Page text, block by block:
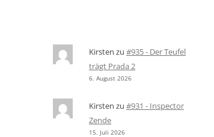
Kirsten zu #935 - Der Teufel
trägt Prada 2
6. August 2026
Kirsten zu #931 - Inspector
Zende
15. Juli 2026